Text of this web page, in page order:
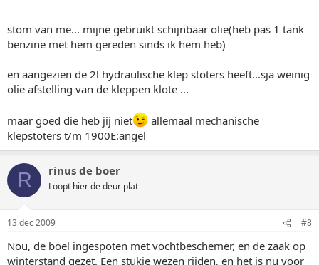
stom van me... mijne gebruikt schijnbaar olie(heb pas 1 tank
benzine met hem gereden sinds ik hem heb)
en aangezien de 2l hydraulische klep stoters heeft...sja weinig
olie afstelling van de kleppen klote ...
maar goed die heb jij niet
allemaal mechanische
klepstoters t/m 1900E:angel
R rinus de boer
Loopt hier de deur plat
13 dec 2009 #8
Nou, de boel ingespoten met vochtbeschemer, en de zaak op
winterstand gezet. Een stukje wezen rijden, en het is nu voor